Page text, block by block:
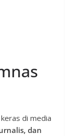
di media
dan